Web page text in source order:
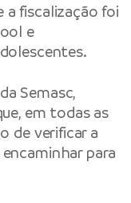
fiscalização foi
e
Semasc,
em todas as
de verificar a
para